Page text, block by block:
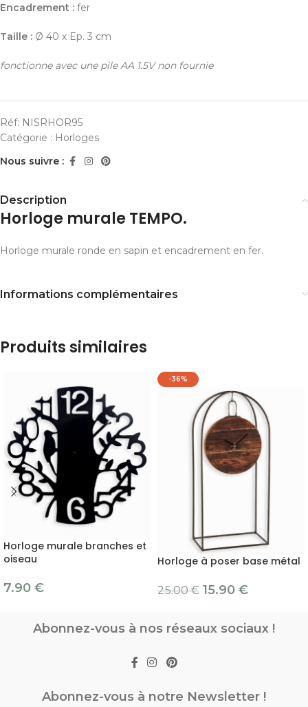
Encadrement : fer
Taille : Ø 40 x Ep. 3 cm
fonctionne avec une pile AA 1.5V non fournie
Réf: NISRHOR95
Catégorie : Horloges
Nous suivre :
Description
Horloge murale TEMPO.
Horloge murale ronde en sapin et encadrement en fer.
Informations complémentaires
Produits similaires
Horloge murale branches et
oiseau
7.90 €
-36%
Horloge à poser base métal
25.00€ 15.90 €
Abonnez-vous à nos réseaux sociaux !
Abonnez-vous à notre Newsletter !